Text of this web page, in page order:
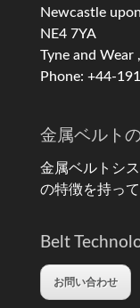
Newcastle
NE4 7YA
Tyne and
Phone: +44-
金属ベルト
金属ベルトシ
の特徴を持って
Belt
お問い合わせ